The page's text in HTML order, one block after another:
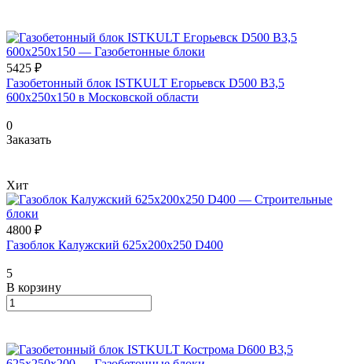
5425 ₽
Газобетонный блок ISTKULT Егорьевск D500 B3,5
600x250x150 в Московской области
0
Заказать
Хит
4800 ₽
Газоблок Калужский 625х200х250 D400
5
В корзину